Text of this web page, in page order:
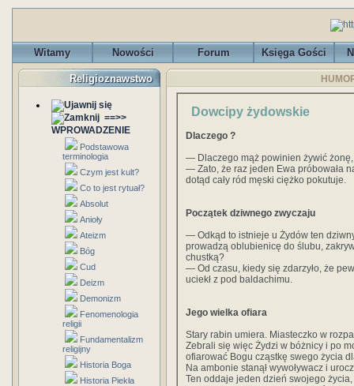
Witamy Nowości Forum Księga Gości
Religioznawstwo
==>>
WPROWADZENIE
Podstawowa
terminologia
Czym jest kult?
Co to jest rytuał?
Absolut
Anioły
Ateizm
Bóg
Cud
Deizm
Demonizm
Fenomenologia
religii
Fundamentalizm
religijny
Historia Boga
Historia Piekła
Dowcipy żydowskie
Dlaczego ?
— Dlaczego mąż powinien żywić
— Zato, że raz jeden Ewa próbowała
dotąd cały ród męski ciężko pokutuje.
Początek dziwnego zwyczaju
— Odkąd to istnieje u Żydów ten
prowadzą oblubienicę do ślubu,
chustką?
— Od czasu, kiedy się zdarzyło, że
uciekł z pod baldachimu.
Jego wielka ofiara
Stary rabin umiera. Miasteczko w
Zebrali się więc Żydzi w bóżnicy i po
ofiarować Bogu cząstkę swego życia
Na ambonie stanął wywoływacz i
Ten oddaje jeden dzień swojego